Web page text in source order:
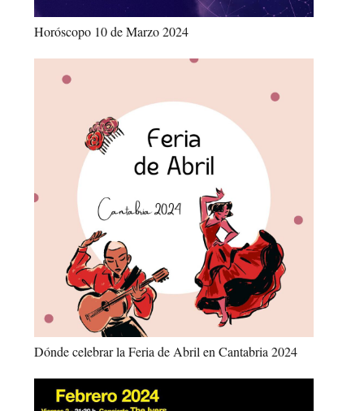
Horóscopo 10 de Marzo 2024
Dónde celebrar la Feria de Abril en Cantabria 2024